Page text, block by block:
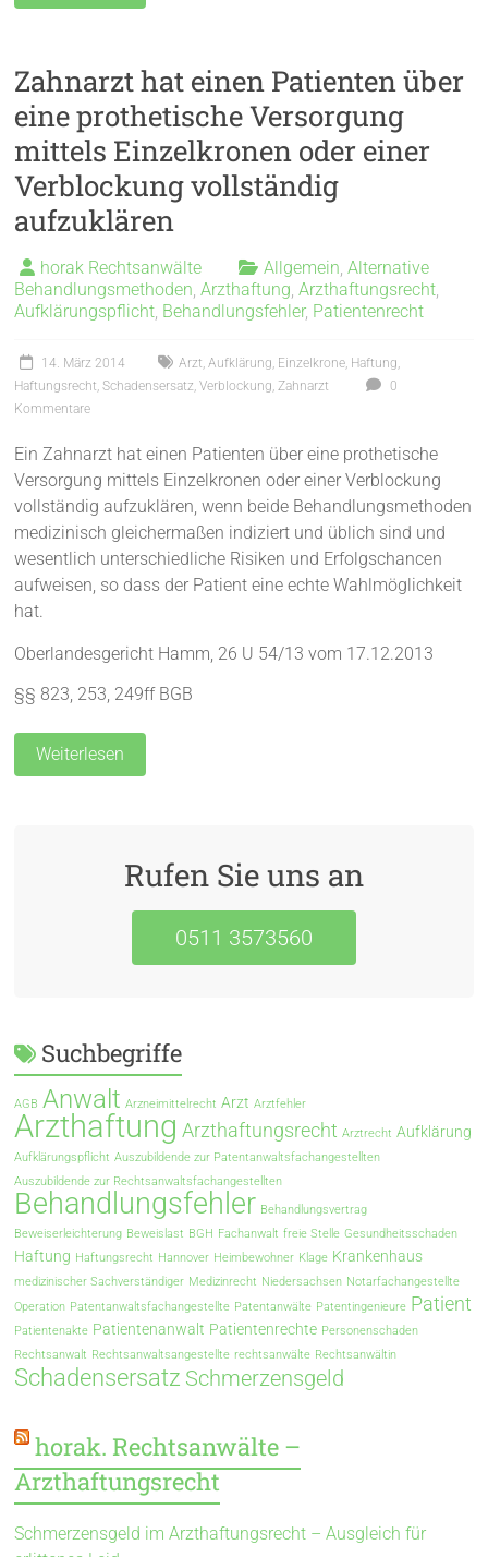
Zahnarzt hat einen Patienten über
eine prothetische Versorgung
mittels Einzelkronen oder einer
Verblockung vollständig
aufzuklären
horak Rechtsanwälte Allgemein ,Alternative
Behandlungsmethoden ,Arzthaftung ,Arzthaftungsrecht
Aufklärungspflicht Behandlungsfehler, Patientenrecht
14. März 2014 Arzt ,Aufklärung Einzelkrone Haftung
Haftungsrecht ,Schadensersatz ,Verblockung Zahnarzt
0
Kommentare
Ein Zahnarzt hat einen Patienten über eine prothetische
Versorgung mittels Einzelkronen oder einer Verblockung
vollständig aufzuklären, wenn beide Behandlungsmethoden
medizinisch gleichermaßen indiziert und üblich sind und
wesentlich unterschiedliche Risiken und Erfolgschancen
aufweisen, so dass der Patient eine echte Wahlmöglichkeit
hat.
Oberlandesgericht Hamm, 26 U 54/13 vom 17.12.2013
§§ 823, 253, 249ff BGB
Weiterlesen
Rufen Sie uns an
0511 3573560
Suchbegriffe
AGB Anwalt Arzneimittelrecht Arzt Arztfehler
Arzthaftung Arzthaftungsrecht Arztrecht Aufklärung
Aufklärungspflicht Auszubildende zur Patentanwaltsfachangestellten
Auszubildende zur Rechtsanwaltsfachangestellten
Behandlungsfehler Behandlungsvertrag
Beweiserleichterung Beweislast BGH Fachanwalt freie Stelle Gesundheitsschaden
Haftung Haftungsrecht Hannover Heimbewohner Klage Krankenhaus
medizinischer Sachverständiger Medizinrecht Niedersachsen Notarfachangestellte
Operation Patentanwaltsfachangestellte Patentanwälte Patentingenieure Patient
Patientenakte Patientenanwalt Patientenrechte Personenschaden
Rechtsanwalt Rechtsanwaltsangestellte rechtsanwälte Rechtsanwältin
Schadensersatz Schmerzensgeld
horak. Rechtsanwälte –
Arzthaftungsrecht
Schmerzensgeld im Arzthaftungsrecht – Ausgleich für